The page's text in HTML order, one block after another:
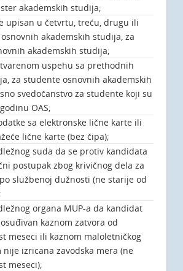
akademskih studija;
upisan u četvrtu, treću, drugu ili
akademskih studija, za
akademskih studija;
uspehu sa prethodnih
za studente osnovnih akademskih
svedočanstvo za studente koji su
OAS;
sa elektronske lične karte ili
lične karte (bez čipa);
suda da se protiv kandidata
postupak zbog krivičnog dela za
službenoj dužnosti (ne starije od
organa MUP-a da kandidat
kaznom zatvora od
meseci ili kaznom maloletničkog
izricana zavodska mera (ne
meseci);